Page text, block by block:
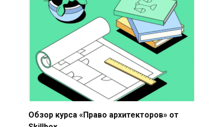
Обзор курса «Право архитекторов» от